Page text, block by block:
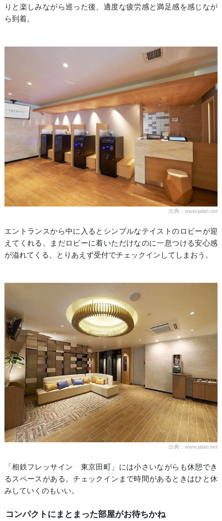
りと楽しみながら巡った後、適度な疲労感と満足感を感じなが
ら到着。
出典：www.jalan.net
エントランスから中に入るとシンプルなテイストのロビーが迎
えてくれる。まだロビーに着いただけなのに一息つける安心感
が溢れてくる。とりあえず受付でチェックインしてしまおう。
出典：www.jalan.net
「相鉄フレッサイン 東京田町」には小さいながらも休憩でき
るスペースがある。チェックインまで時間があるときはひと休
みしていくのもいい。
コンパクトにまとまった部屋がお待ちかね